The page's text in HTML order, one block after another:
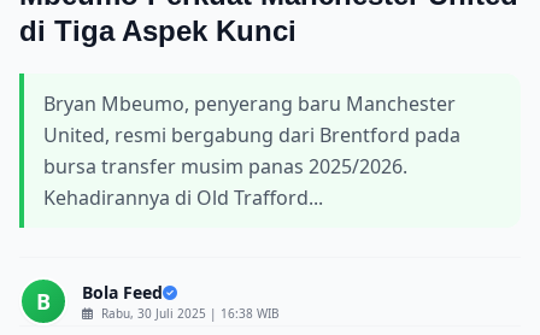
di Tiga Aspek Kunci
Bryan Mbeumo, penyerang baru Manchester
United, resmi bergabung dari Brentford pada
bursa transfer musim panas 2025/2026.
Kehadirannya di Old Trafford...
B Bola Feed
Rabu, 30 Juli 2025 | 16:38 WIB